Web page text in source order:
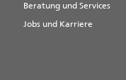
Beratung und Services
Jobs und Karriere